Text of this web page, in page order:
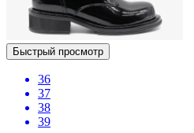
Быстрый просмотр
36
37
38
39